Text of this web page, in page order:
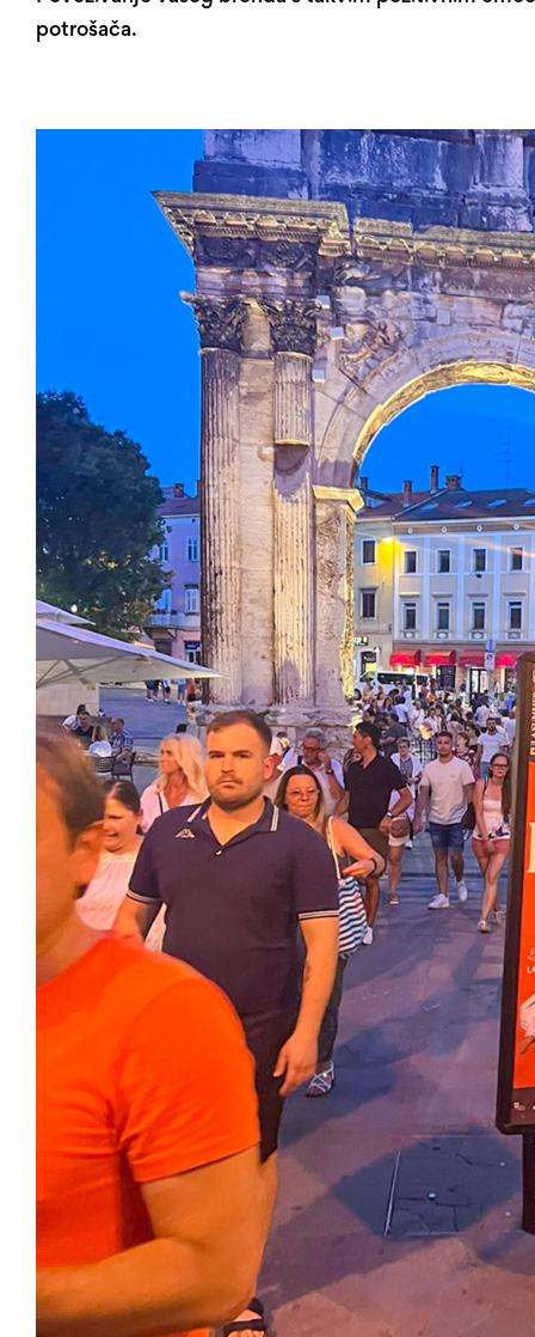
potrošača.